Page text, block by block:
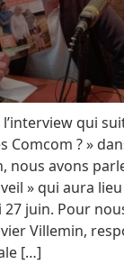
qui
Comcom ? »
nous avons
» qui aura
27 juin. Pour
Villemin,
[…]